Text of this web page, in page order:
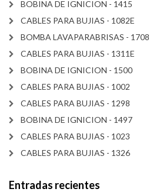
BOBINA DE IGNICION - 1415
CABLES PARA BUJIAS - 1082E
BOMBA LAVAPARABRISAS - 1708
CABLES PARA BUJIAS - 1311E
BOBINA DE IGNICION - 1500
CABLES PARA BUJIAS - 1002
CABLES PARA BUJIAS - 1298
BOBINA DE IGNICION - 1497
CABLES PARA BUJIAS - 1023
CABLES PARA BUJIAS - 1326
Entradas recientes